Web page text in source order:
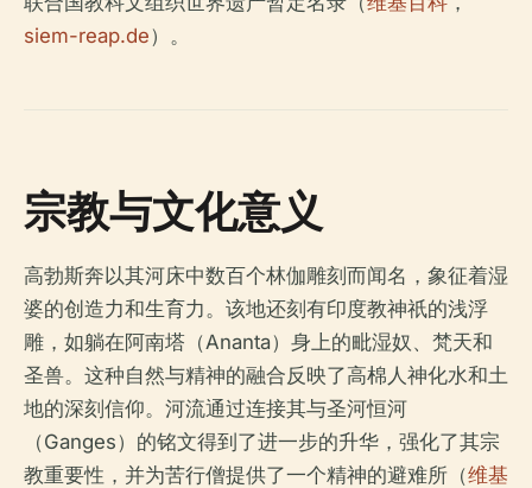
siem-reap.de）。
宗教与文化意义
高勃斯奔以其河床中数百个林伽雕刻而闻名，象征着湿
婆的创造力和生育力。该地还刻有印度教神祇的浅浮
雕，如躺在阿南塔（Ananta）身上的毗湿奴、梵天和
圣兽。这种自然与精神的融合反映了高棉人神化水和土
地的深刻信仰。河流通过连接其与圣河恒河
（Ganges）的铭文得到了进一步的升华，强化了其宗
教重要性，并为苦行僧提供了一个精神的避难所（维基